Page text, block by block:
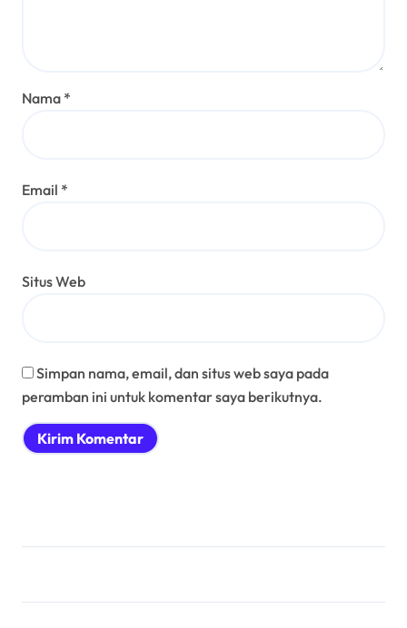
Nama *
Email *
Situs Web
Simpan nama, email, dan situs web saya pada
peramban ini untuk komentar saya berikutnya.